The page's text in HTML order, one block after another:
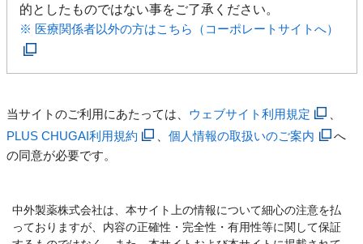
的としたものではない事をご了承ください。
※ 医療関係者以外の方はこちら（コーポレートサイトへ）
当サイトのご利用にあたっては、 ウェブサイト利用規定
PLUS CHUGAI利用規約
、個人情報の取扱いのご案内
へ
の同意が必要です。
中外製薬株式会社は、本サイト上の情報について細心の注意を払
っておりますが、内容の正確性・完全性・有用性等に関して保証